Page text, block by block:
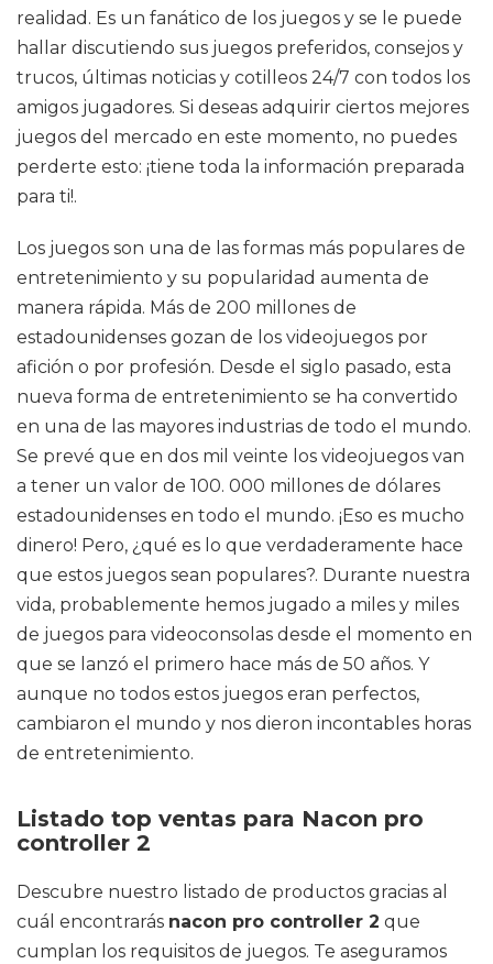
realidad. Es un fanático de los juegos y se le puede
hallar discutiendo sus juegos preferidos, consejos y
trucos, últimas noticias y cotilleos 24/7 con todos los
amigos jugadores. Si deseas adquirir ciertos mejores
juegos del mercado en este momento, no puedes
perderte esto: ¡tiene toda la información preparada
para ti!.
Los juegos son una de las formas más populares de
entretenimiento y su popularidad aumenta de
manera rápida. Más de 200 millones de
estadounidenses gozan de los videojuegos por
afición o por profesión. Desde el siglo pasado, esta
nueva forma de entretenimiento se ha convertido
en una de las mayores industrias de todo el mundo.
Se prevé que en dos mil veinte los videojuegos van
a tener un valor de 100. 000 millones de dólares
estadounidenses en todo el mundo. ¡Eso es mucho
dinero! Pero, ¿qué es lo que verdaderamente hace
que estos juegos sean populares?. Durante nuestra
vida, probablemente hemos jugado a miles y miles
de juegos para videoconsolas desde el momento en
que se lanzó el primero hace más de 50 años. Y
aunque no todos estos juegos eran perfectos,
cambiaron el mundo y nos dieron incontables horas
de entretenimiento.
Listado top ventas para Nacon pro
controller 2
Descubre nuestro listado de productos gracias al
cuál encontrarás nacon pro controller 2 que
cumplan los requisitos de juegos. Te aseguramos